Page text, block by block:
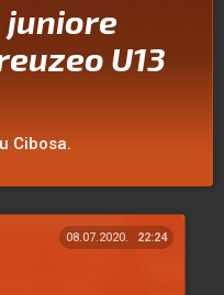
juniore
U13
Cibosa.
08.07.2020. 22:24